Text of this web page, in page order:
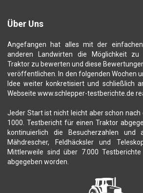
Über Uns
Angefangen hat alles mit der
anderen Landwirten die Möglichkeit zu
Traktor zu bewerten und diese
veröffentlichen. In den folgenden Wochen
Idee weiter konkretisiert und schließlich
Webseite www.schlepper-testberichte.de
Jeder Start ist nicht leicht aber schon
1000. Testbericht für einen Traktor
kontinuierlich die Besucherzahlen und
Mähdrescher, Feldhäcksler und
Mittlerweile sind über 7.000
abgegeben worden.